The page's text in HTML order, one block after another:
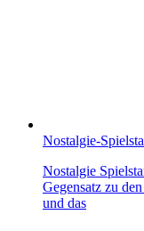
Nostalgie-
Nostalgie
Gegensatz zu
und das